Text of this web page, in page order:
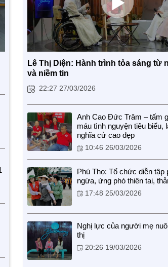
Lê Thị Diện: Hành trình tỏa sáng từ
và niềm tin
22:27 27/03/2026
Anh Cao Đức Trâm – tấm
máu tình nguyện tiêu biểu,
nghĩa cử cao đẹp
10:46 26/03/2026
Phú Thọ: Tổ chức diễn tập
ngừa, ứng phó thiên tai,
17:48 25/03/2026
Nghị lực của người mẹ
thị
20:26 19/03/2026